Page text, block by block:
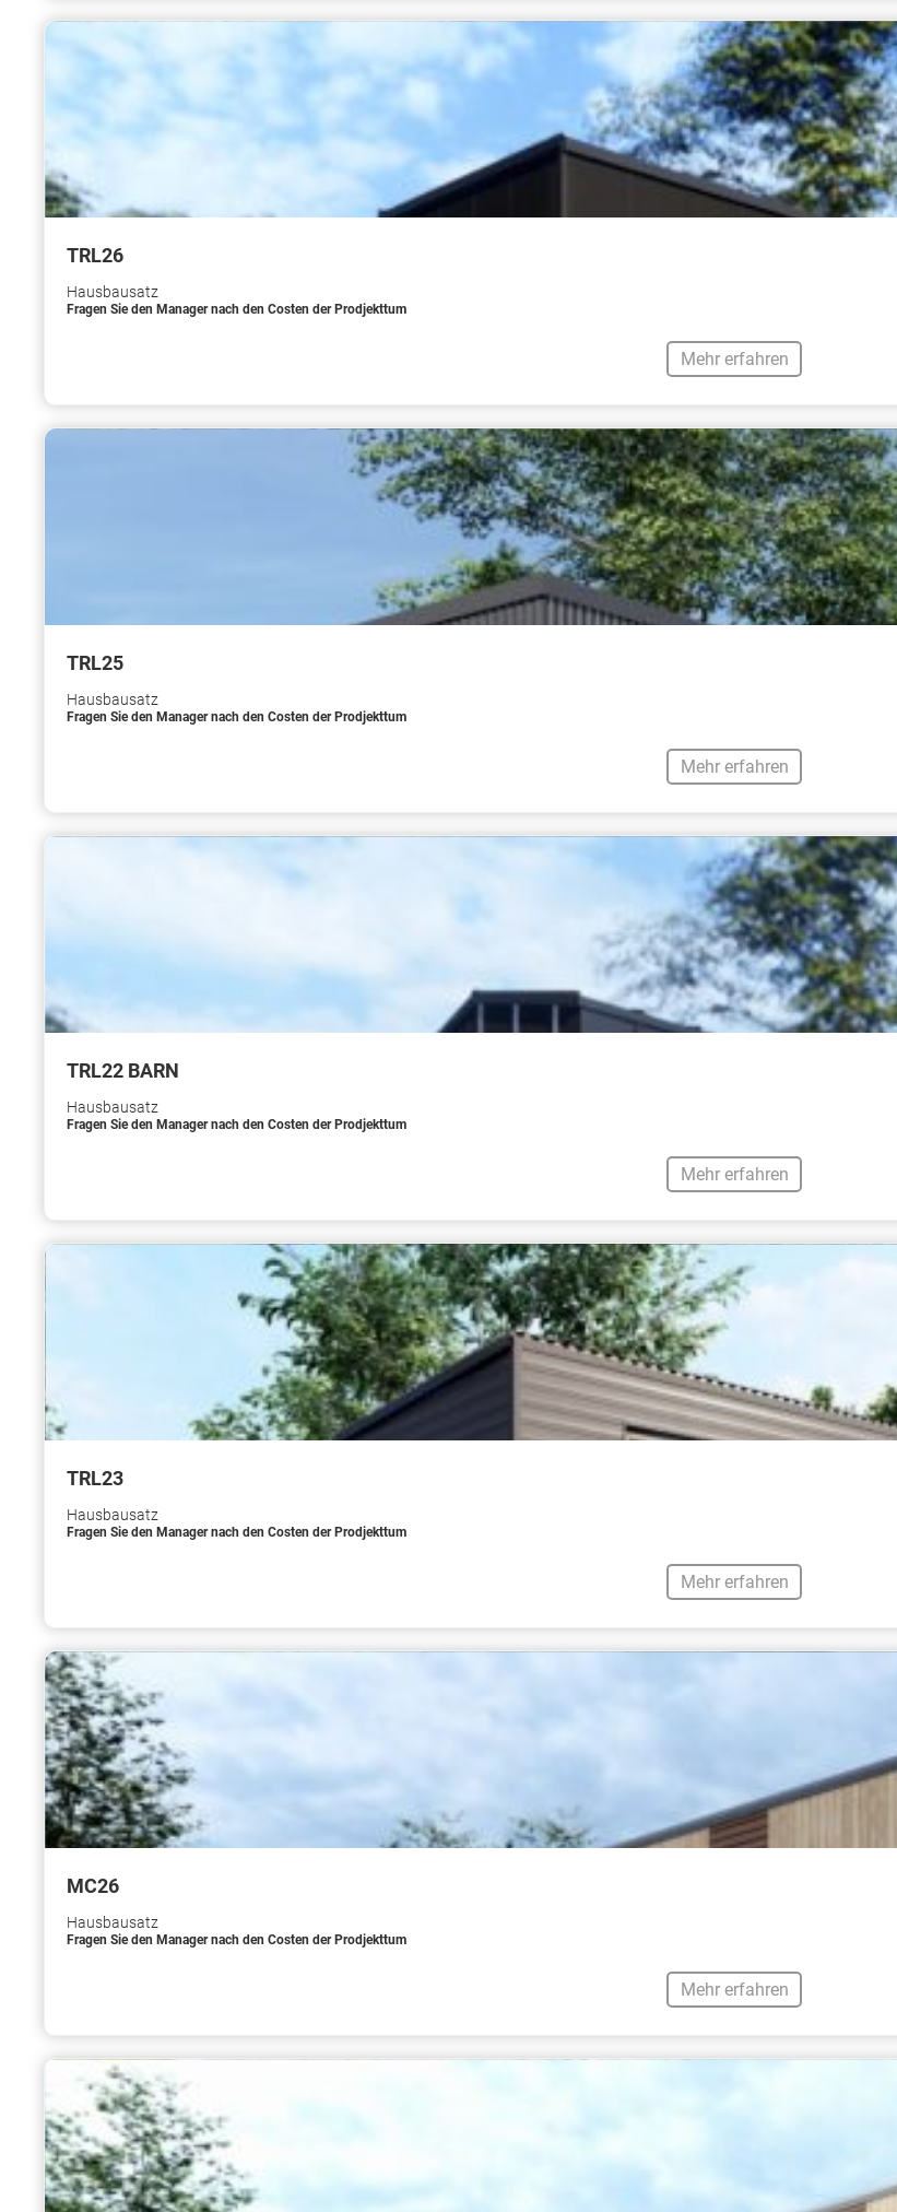
TRL26
Hausbausatz
Fragen Sie den Manager nach den Costen der Prodjekttum
Mehr erfahren
TRL25
Hausbausatz
Fragen Sie den Manager nach den Costen der Prodjekttum
Mehr erfahren
TRL22 BARN
Hausbausatz
Fragen Sie den Manager nach den Costen der Prodjekttum
Mehr erfahren
TRL23
Hausbausatz
Fragen Sie den Manager nach den Costen der Prodjekttum
Mehr erfahren
МС26
Hausbausatz
Fragen Sie den Manager nach den Costen der Prodjekttum
Mehr erfahren